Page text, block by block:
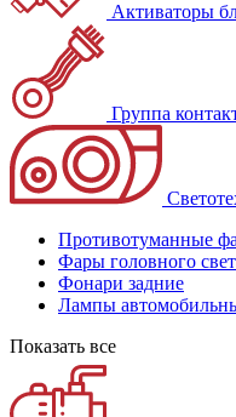
Активаторы
Группа
Противотуманные
Фары головного
Фонари задние
Лампы
Показать все